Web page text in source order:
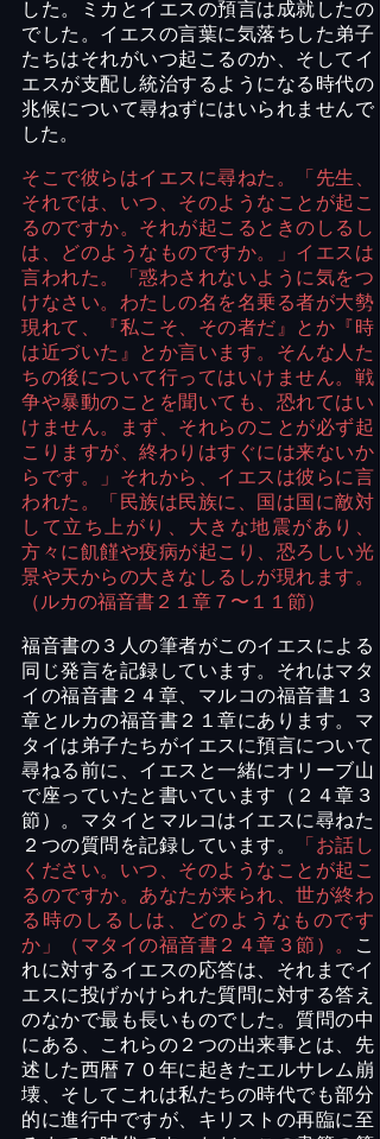
した。ミカとイエスの預言は成就したの
でした。イエスの言葉に気落ちした弟子
たちはそれがいつ起こるのか、そしてイ
エスが支配し統治するようになる時代の
兆候について尋ねずにはいられませんで
した。
そこで彼らはイエスに尋ねた。「先生、
それでは、いつ、そのようなことが起こ
るのですか。それが起こるときのしるし
は、どのようなものですか。」イエスは
言われた。「惑わされないように気をつ
けなさい。わたしの名を名乗る者が大勢
現れて、『私こそ、その者だ』とか『時
は近づいた』とか言います。そんな人た
ちの後について行ってはいけません。戦
争や暴動のことを聞いても、恐れてはい
けません。まず、それらのことが必ず起
こりますが、終わりはすぐには来ないか
らです。」それから、イエスは彼らに言
われた。「民族は民族に、国は国に敵対
して立ち上がり、大きな地震があり、
方々に飢饉や疫病が起こり、恐ろしい光
景や天からの大きなしるしが現れます。
（ルカの福音書２１章７〜１１節）
福音書の３人の筆者がこのイエスによる
同じ発言を記録しています。 それはマタ
イの福音書２４章、マルコの福音書１３
章とルカの福音書２１章にあります。マ
タイは弟子たちがイエスに預言について
尋ねる前に、イエスと一緒にオリーブ山
で座っていたと書いています（２４章３
節）。 マタイと マルコはイエスに尋ねた
２つの質問を記録しています。
「お話し
ください。いつ、そのようなことが起こ
るのですか。あなたが来られ、世が終わ
る時のしるしは、どのようなものです
か」（マタイの福音書２４章３節）。
こ
れに対するイエスの応答は、 それまでイ
エスに投げかけられた質問に対する答え
のなかで最も長いものでした。質問の中
にある、これらの２つの出来事とは、先
述した西暦７０年に起きたエルサレム崩
壊、そしてこれは私たちの時代でも部分
的に進行中ですが、キリストの再臨に至